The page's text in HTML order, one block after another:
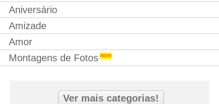
Aniversário
Amizade
Amor
Montagens de Fotos
Ver mais categorias!